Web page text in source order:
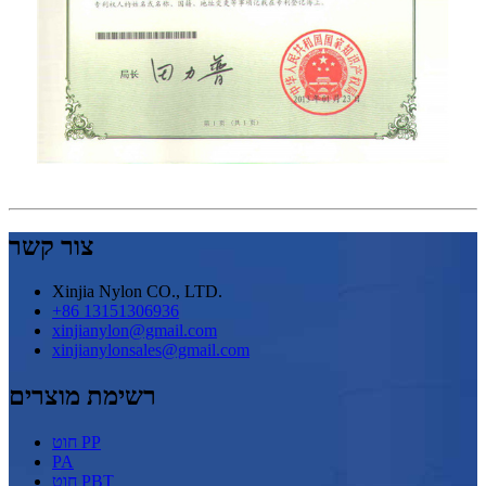
צור קשר
Xinjia Nylon CO., LTD.
+86 13151306936
xinjianylon@gmail.com
xinjianylonsales@gmail.com
רשימת מוצרים
חוט PP
PA
חוט PBT